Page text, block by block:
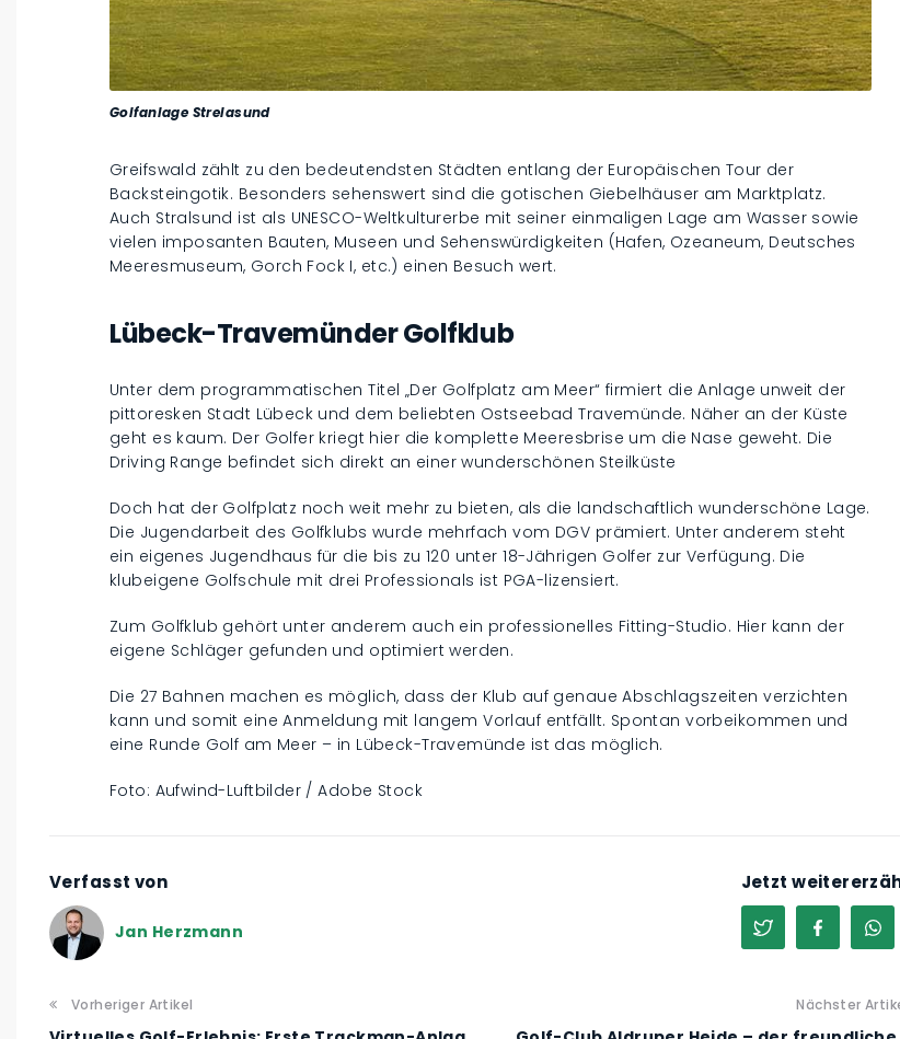
Golfanlage Strelasund
Greifswald zählt zu den bedeutendsten Städten entlang der Europäischen Tour der
Backsteingotik. Besonders sehenswert sind die gotischen Giebelhäuser am Marktplatz.
Auch Stralsund ist als UNESCO-Weltkulturerbe mit seiner einmaligen Lage am Wasser sowie
vielen imposanten Bauten, Museen und Sehenswürdigkeiten (Hafen, Ozeaneum, Deutsches
Meeresmuseum, Gorch Fock I, etc.) einen Besuch wert.
Lübeck-Travemünder Golfklub
Unter dem programmatischen Titel „Der Golfplatz am Meer“ firmiert die Anlage unweit der
pittoresken Stadt Lübeck und dem beliebten Ostseebad Travemünde. Näher an der Küste
geht es kaum. Der Golfer kriegt hier die komplette Meeresbrise um die Nase geweht. Die
Driving Range befindet sich direkt an einer wunderschönen Steilküste
Doch hat der Golfplatz noch weit mehr zu bieten, als die landschaftlich wunderschöne Lage.
Die Jugendarbeit des Golfklubs wurde mehrfach vom DGV prämiert. Unter anderem steht
ein eigenes Jugendhaus für die bis zu 120 unter 18-Jährigen Golfer zur Verfügung. Die
klubeigene Golfschule mit drei Professionals ist PGA-lizensiert.
Zum Golfklub gehört unter anderem auch ein professionelles Fitting-Studio. Hier kann der
eigene Schläger gefunden und optimiert werden.
Die 27 Bahnen machen es möglich, dass der Klub auf genaue Abschlagszeiten verzichten
kann und somit eine Anmeldung mit langem Vorlauf entfällt. Spontan vorbeikommen und
eine Runde Golf am Meer – in Lübeck-Travemünde ist das möglich.
Foto: Aufwind-Luftbilder / Adobe Stock
Verfasst von
Jan Herzmann
Jetzt
Vorheriger Artikel Nächster